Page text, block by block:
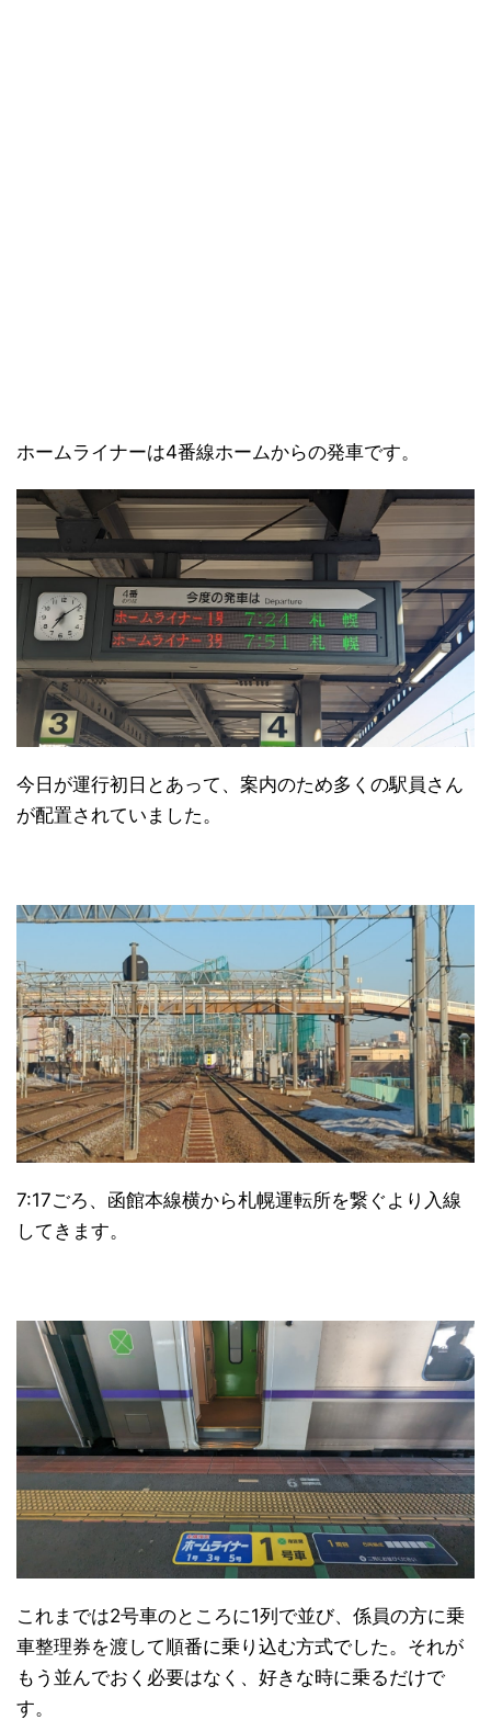
ホームライナーは4番線ホームからの発車です。
今日が運行初日とあって、案内のため多くの駅員さん
が配置されていました。
7:17ごろ、函館本線横から札幌運転所を繋ぐより入線
してきます。
これまでは2号車のところに1列で並び、係員の方に乗
車整理券を渡して順番に乗り込む方式でした。それが
もう並んでおく必要はなく、好きな時に乗るだけで
す。